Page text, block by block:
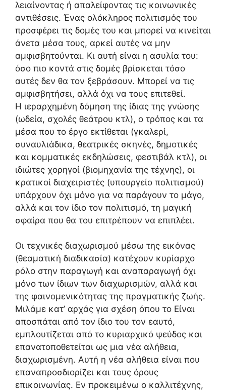
λειαίνοντας ή απαλείφοντας τις κοινωνικές
αντιθέσεις. Ένας ολόκληρος πολιτισμός του
προσφέρει τις δομές του και μπορεί να κινείται
άνετα μέσα τους, αρκεί αυτές να μην
αμφισβητούνται. Κι αυτή είναι η ασυλία του:
όσο πιο κοντά στις δομές βρίσκεται τόσο
αυτές δεν θα τον ξεβράσουν. Μπορεί να τις
αμφισβητήσει, αλλά όχι να τους επιτεθεί.
Η ιεραρχημένη δόμηση της ίδιας της γνώσης
(ωδεία, σχολές θεάτρου κτλ), ο τρόπος και τα
μέσα που το έργο εκτίθεται (γκαλερί,
συναυλιάδικα, θεατρικές σκηνές, δημοτικές
και κομματικές εκδηλώσεις, φεστιβάλ κτλ), οι
ιδιώτες χορηγοί (βιομηχανία της τέχνης), οι
κρατικοί διαχειριστές (υπουργείο πολιτισμού)
υπάρχουν όχι μόνο για να παράγουν το μάγο,
αλλά και τον ίδιο τον πολιτισμό, τη μαγική
σφαίρα που θα του επιτρέπουν να επιπλέει.
Οι τεχνικές διαχωρισμού μέσω της εικόνας
(θεαματική διαδικασία) κατέχουν κυρίαρχο
ρόλο στην παραγωγή και αναπαραγωγή όχι
μόνο των ίδιων των διαχωρισμών, αλλά και
της φαινομενικότητας της πραγματικής ζωής.
Μιλάμε κατ’ αρχάς για σχέση όπου το Είναι
αποσπάται από τον ίδιο του τον εαυτό,
εμπλουτίζεται από το κυριαρχικό ψεύδος και
επανατοποθετείται ως μια νέα αλήθεια,
διαχωρισμένη. Αυτή η νέα αλήθεια είναι που
επαναπροσδιορίζει και τους όρους
επικοινωνίας. Εν προκειμένω ο καλλιτέχνης,